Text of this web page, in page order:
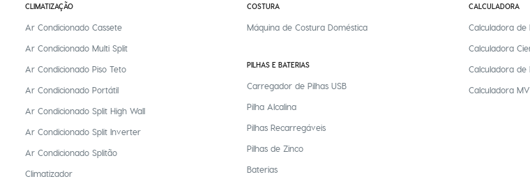
CLIMATIZAÇÃO
Ar Condicionado Cassete
Ar Condicionado Multi Split
Ar Condicionado Piso Teto
Ar Condicionado Portátil
Ar Condicionado Split High Wall
Ar Condicionado Split Inverter
Ar Condicionado Splitão
Climatizador
COSTURA
Máquina de Costura Doméstica
PILHAS E BATERIAS
Carregador de Pilhas USB
Pilha Alcalina
Pilhas Recarregáveis
Pilhas de Zinco
Baterias
CALCULADORA
Calculadora de
Calculadora
Calculadora de
Calculadora MV